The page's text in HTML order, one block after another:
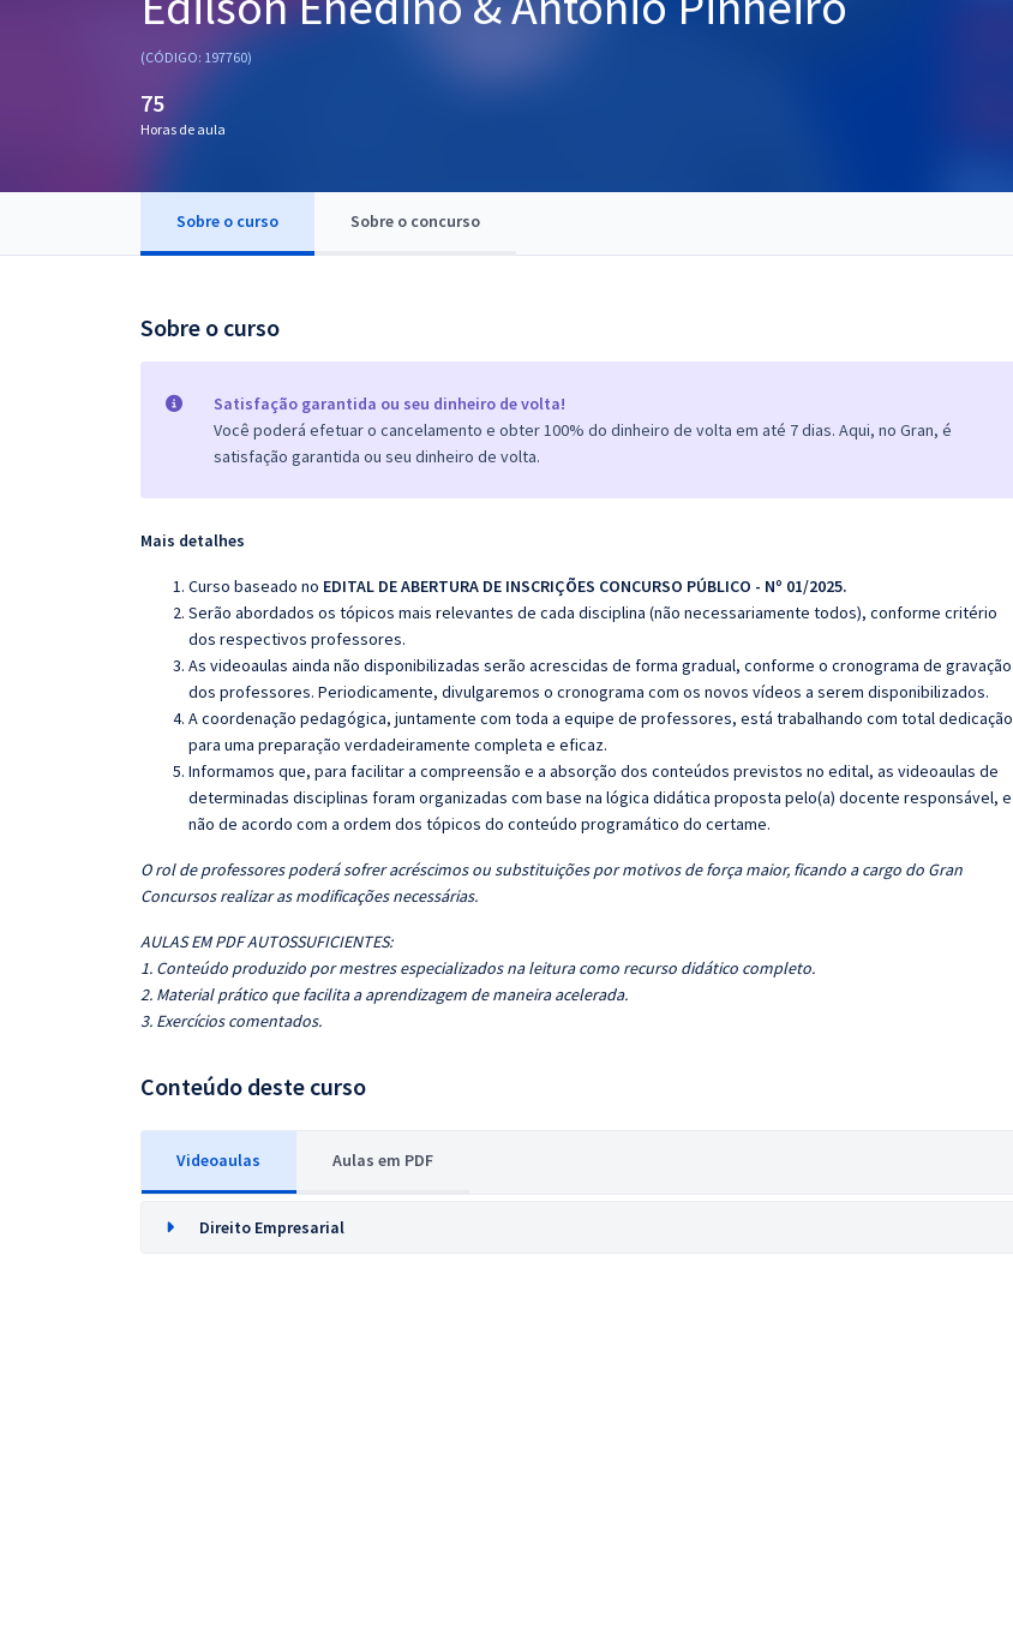
Questões grátis
(CÓDIGO: 197760)
75
Horas de aula
Sobre o curso Sobre o concurso
Sobre o curso
Satisfação garantida ou seu dinheiro de volta!
Você poderá efetuar o cancelamento e obter 100% do dinheiro de volta em até 7 dias. Aqui, no Gran, é
satisfação garantida ou seu dinheiro de volta.
Mais detalhes
Curso baseado no EDITAL DE ABERTURA DE INSCRIÇÕES CONCURSO PÚBLICO - Nº 01/2025.
Serão abordados os tópicos mais relevantes de cada disciplina (não necessariamente todos), conforme critério
dos respectivos professores.
As videoaulas ainda não disponibilizadas serão acrescidas de forma gradual, conforme o cronograma de gravação
dos professores. Periodicamente, divulgaremos o cronograma com os novos vídeos a serem disponibilizados.
A coordenação pedagógica, juntamente com toda a equipe de professores, está trabalhando com total dedicação
para uma preparação verdadeiramente completa e eficaz.
Informamos que, para facilitar a compreensão e a absorção dos conteúdos previstos no edital, as videoaulas de
determinadas disciplinas foram organizadas com base na lógica didática proposta pelo(a) docente responsável, e
não de acordo com a ordem dos tópicos do conteúdo programático do certame.
O rol de professores poderá sofrer acréscimos ou substituições por motivos de força maior, ficando a cargo do Gran
Concursos realizar as modificações necessárias.
AULAS EM PDF AUTOSSUFICIENTES:
1. Conteúdo produzido por mestres especializados na leitura como recurso didático completo.
2. Material prático que facilita a aprendizagem de maneira acelerada.
3. Exercícios comentados.
Conteúdo deste curso
Videoaulas Aulas em PDF
Direito Empresarial